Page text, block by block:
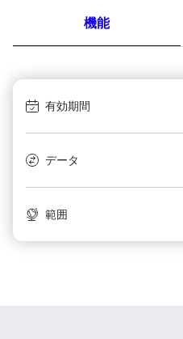
機能
有効期間
データ
範囲